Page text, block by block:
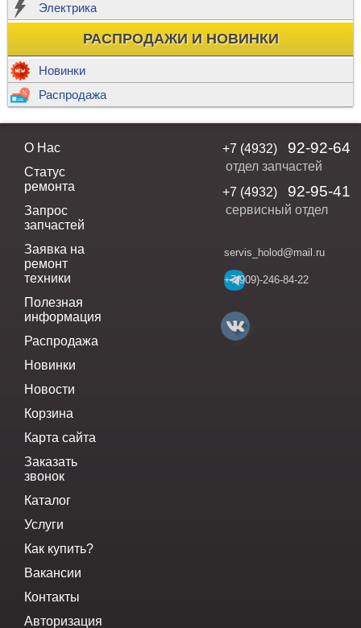
Электрика
РАСПРОДАЖИ И НОВИНКИ
Новинки
Распродажа
О Нас
Статус
ремонта
Запрос
запчастей
Заявка на
ремонт
техники
Полезная
информация
Распродажа
Новинки
Новости
Корзина
Карта сайта
Заказать
звонок
Каталог
Услуги
Как купить?
Вакансии
Контакты
Авторизация
+7 (4932) 92-92-64
отдел запчастей
+7 (4932)
92-95-41
сервисный отдел
servis_holod@mail.ru
+7(909)-246-84-22